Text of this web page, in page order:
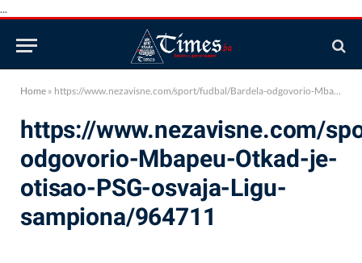
...
Home » https://www.nezavisne.com/sport/fudbal/Bardela-odgovorio-Mbapeu-Otkad-je-otisao-PSG-osvaja-Ligu-sampiona/964711
https://www.nezavisne.com/
odgovorio-Mbapeu-Otkad-je-
otisao-PSG-osvaja-Ligu-
sampiona/964711